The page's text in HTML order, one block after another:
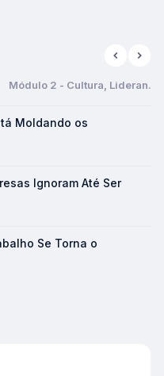
Benefício
Módulo 2 - Cultura,
Moldando os
Ignoram Até Ser
Se Torna o
Além do Benefício
mental como uma ação
com saúde mental